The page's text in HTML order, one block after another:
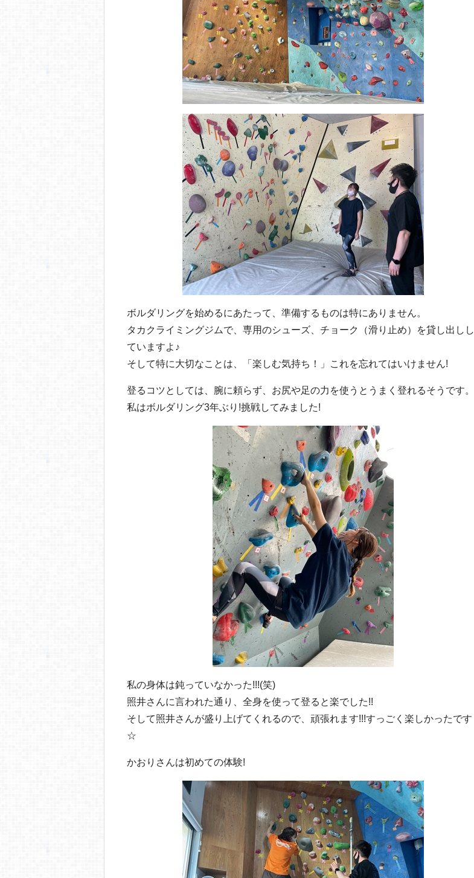
ボルダリングを始めるにあたって、準備するものは特にありません。
タカクライミングジムで、専用のシューズ、チョーク（滑り止め）を貸し出しし
ていますよ♪
そして特に大切なことは、「楽しむ気持ち！」これを忘れてはいけません!
登るコツとしては、腕に頼らず、お尻や足の力を使うとうまく登れるそうです。
私はボルダリング3年ぶり!挑戦してみました!
私の身体は鈍っていなかった!!!(笑)
照井さんに言われた通り、全身を使って登ると楽でした!!
そして照井さんが盛り上げてくれるので、頑張れます!!!すっごく楽しかったです
☆
かおりさんは初めての体験!